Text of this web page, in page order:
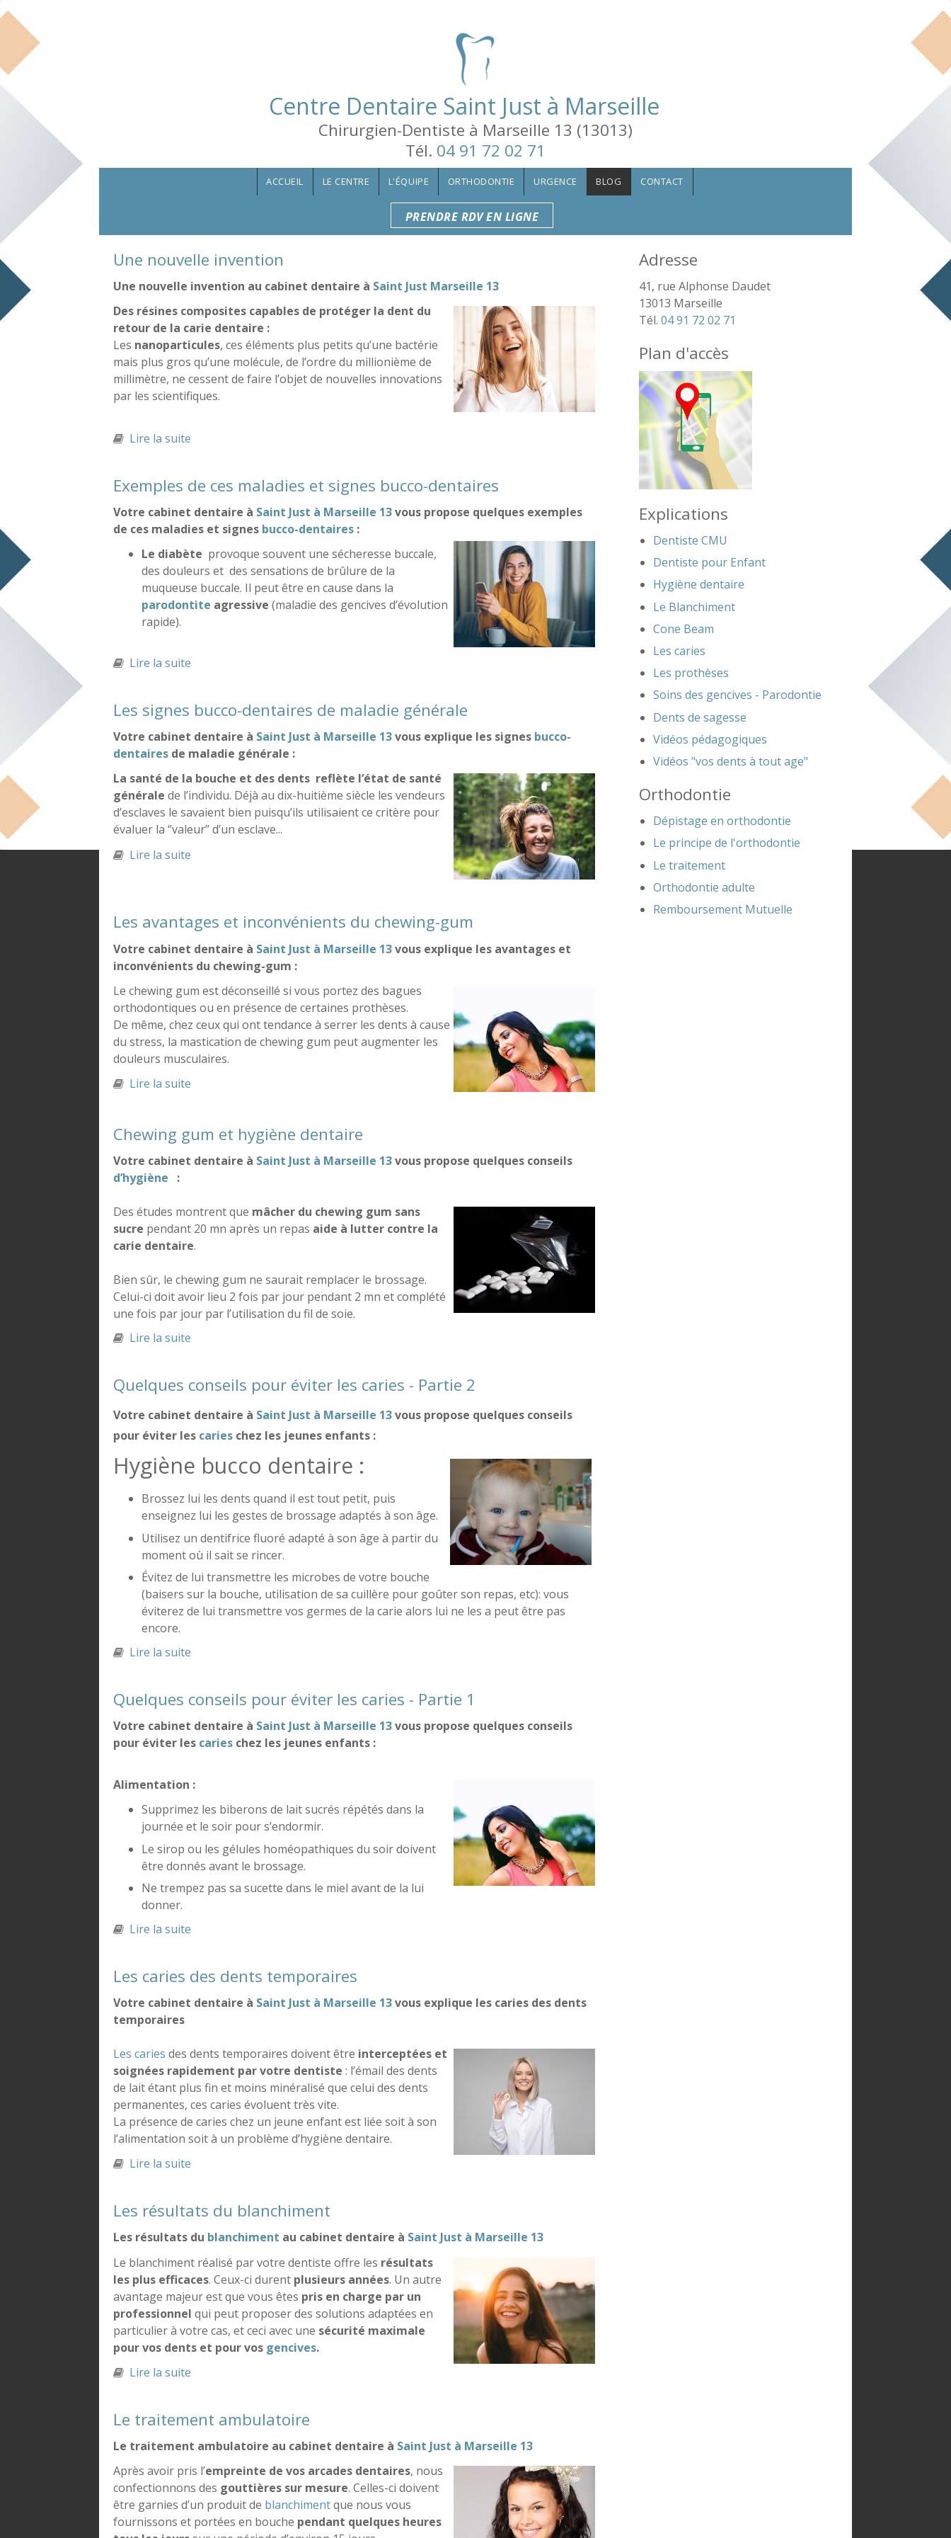
Aller au contenu principal
Centre Dentaire Saint Just à Marseille
Chirurgien-Dentiste à Marseille 13 (13013)
Tél. 04 91 72 02 71
ACCUEIL LE CENTRE L'ÉQUIPE ORTHODONTIE URGENCE BLOG CONTACT
PRENDRE RDV EN LIGNE
Une nouvelle invention
Une nouvelle invention au cabinet dentaire à Saint Just Marseille 13
Des résines composites capables de protéger la dent du
retour de la carie dentaire :
Les nanoparticules, ces éléments plus petits qu’une bactérie
mais plus gros qu’une molécule, de l’ordre du millionième de
millimètre, ne cessent de faire l’objet de nouvelles innovations
par les scientifiques.
Lire la suite
Exemples de ces maladies et signes bucco-dentaires
Votre cabinet dentaire à Saint Just à Marseille 13vous propose quelques exemples
de ces maladies et signes bucco-dentaires :
Le diabète provoque souvent une sécheresse buccale,
des douleurs et des sensations de brûlure de la
muqueuse buccale. Il peut être en cause dans la
parodontite agressive (maladie des gencives d’évolution
rapide).
Lire la suite
Les signes bucco-dentaires de maladie générale
Votre cabinet dentaire à Saint Just à Marseille 13vous explique les signes bucco-
dentaires de maladie générale :
La santé de la bouche et des dents reflète l’état de santé
générale de l’individu. Déjà au dix-huitième siècle les vendeurs
d’esclaves le savaient bien puisqu’ils utilisaient ce critère pour
évaluer la ‘’valeur’’ d’un esclave...
Lire la suite de Les signes bucco-dentaires de maladie générale
Les avantages et inconvénients du chewing-gum
Votre cabinet dentaire à Saint Just à Marseille 13vous explique les avantages et
inconvénients du chewing-gum :
Le chewing gum est déconseillé si vous portez des bagues
orthodontiques ou en présence de certaines prothèses.
De même, chez ceux qui ont tendance à serrer les dents à cause
du stress, la mastication de chewing gum peut augmenter les
douleurs musculaires.
Lire la suite de Les avantages et inconvénients du chewing-gum
Chewing gum et hygiène dentaire
Votre cabinet dentaire à Saint Just à Marseille 13vous propose quelques conseils
d’hygiène :
Des études montrent que mâcher du chewing gum sans
sucre pendant 20 mn après un repas aide à lutter contre la
carie dentaire.
Bien sûr, le chewing gum ne saurait remplacer le brossage.
Celui-ci doit avoir lieu 2 fois par jour pendant 2 mn et complété
une fois par jour par l’utilisation du fil de soie.
Lire la suite
Quelques conseils pour éviter les caries - Partie 2
Votre cabinet dentaire à Saint Just à Marseille 13vous propose quelques conseils
pour éviter les caries chez les jeunes enfants :
Hygiène bucco dentaire :
Brossez lui les dents quand il est tout petit, puis
enseignez lui les gestes de brossage adaptés à son âge.
Utilisez un dentifrice fluoré adapté à son âge à partir du
moment où il sait se rincer.
Évitez de lui transmettre les microbes de votre bouche
(baisers sur la bouche, utilisation de sa cuillère pour goûter son repas, etc): vous
éviterez de lui transmettre vos germes de la carie alors lui ne les a peut être pas
encore.
Lire la suite
Quelques conseils pour éviter les caries - Partie 1
Votre cabinet dentaire à Saint Just à Marseille 13vous propose quelques conseils
pour éviter les caries chez les jeunes enfants :
Alimentation :
Supprimez les biberons de lait sucrés répétés dans la
journée et le soir pour s’endormir.
Le sirop ou les gélules homéopathiques du soir doivent
être donnés avant le brossage.
Ne trempez pas sa sucette dans le miel avant de la lui
donner.
Lire la suite
Les caries des dents temporaires
Votre cabinet dentaire à Saint Just à Marseille 13vous explique les caries des dents
temporaires
Les caries des dents temporaires doivent être interceptées et
soignées rapidement par votre dentiste : l’émail des dents
de lait étant plus fin et moins minéralisé que celui des dents
permanentes, ces caries évoluent très vite.
La présence de caries chez un jeune enfant est liée soit à son
l’alimentation soit à un problème d’hygiène dentaire.
Lire la suite
Les résultats du blanchiment
Les résultats du blanchiment au cabinet dentaire à Saint Just à Marseille 13
Le blanchiment réalisé par votre dentiste offre les résultats
les plus efficaces. Ceux-ci durent plusieurs années. Un autre
avantage majeur est que vous êtes pris en charge par un
professionnel qui peut proposer des solutions adaptées en
particulier à votre cas, et ceci avec une sécurité maximale
pour vos dents et pour vos gencives.
Lire la suite
Le traitement ambulatoire
Le traitement ambulatoire au cabinet dentaire à Saint Just à Marseille 13
Après avoir pris l’empreinte de vos arcades dentaires, nous
confectionnons des gouttières sur mesure. Celles-ci doivent
être garnies d’un produit de blanchimentque nous vous
fournissons et portées en bouche pendant quelques heures
Adresse
41, rue Alphonse Daudet
13013 Marseille
Tél. 04 91 72 02 71
Plan d'accès
Explications
Dentiste CMU
Dentiste pour Enfant
Hygiène dentaire
Le Blanchiment
Cone Beam
Les caries
Les prothèses
Soins des gencives - Parodontie
Dents de sagesse
Vidéos pédagogiques
Vidéos "vos dents à tout age"
Orthodontie
Dépistage en orthodontie
Le principe de l'orthodontie
Le traitement
Orthodontie adulte
Remboursement Mutuelle